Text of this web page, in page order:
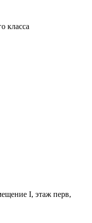
класса
I, этаж перв,